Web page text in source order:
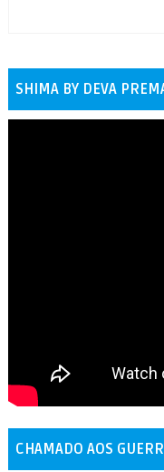
SHIMA BY DEVA
CHAMADO AOS